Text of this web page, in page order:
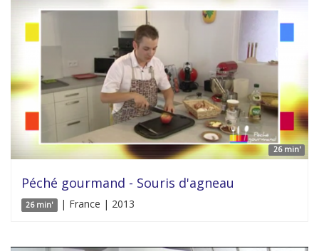
26 min'
Péché gourmand - Souris d'agneau
26 min' | France | 2013